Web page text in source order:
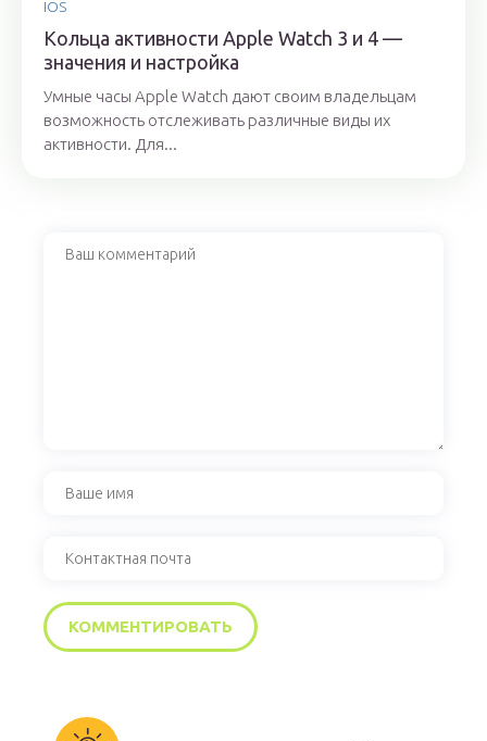
IOS
Кольца активности Apple Watch 3 и 4 —
значения и настройка
Умные часы Apple Watch дают своим владельцам
возможность отслеживать различные виды их
активности. Для...